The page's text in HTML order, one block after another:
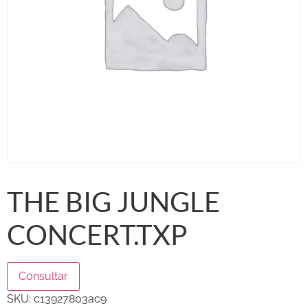
THE BIG JUNGLE
CONCERT.TXP
Consultar
SKU: c13927803ac9